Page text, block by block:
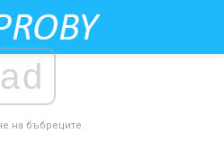
ad
на бъбреците